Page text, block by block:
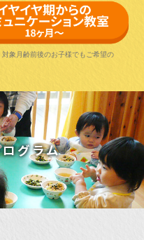
象月齢前後のお子様でもご希望の
グラム